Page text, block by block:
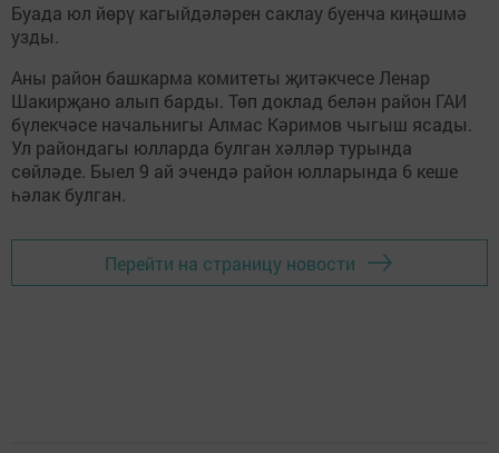
Буада юл йөрү кагыйдәләрен саклау буенча киңәшмә
узды.
Аны район башкарма комитеты җитәкчесе Ленар
Шакирҗано алып барды. Төп доклад белән район ГАИ
бүлекчәсе начальнигы Алмас Кәримов чыгыш ясады.
Ул райондагы юлларда булган хәлләр турында
сөйләде. Быел 9 ай эчендә район юлларында 6 кеше
һәлак булган.
Перейти на страницу новости